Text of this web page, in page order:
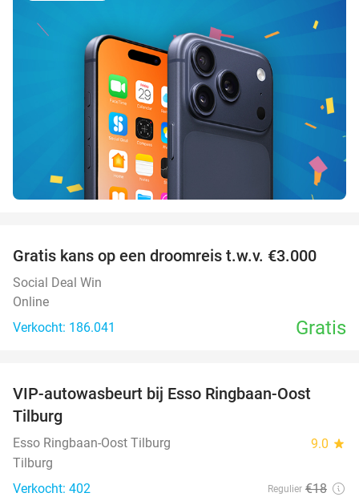
Gratis kans op een droomreis t.w.v. €3.000
Social Deal Win
Online
Verkocht: 186.041
Gratis
42%
VIP-autowasbeurt bij Esso Ringbaan-Oost
Tilburg
Esso Ringbaan-Oost Tilburg 9.0 star
Tilburg
Verkocht: 402
Regulier €18